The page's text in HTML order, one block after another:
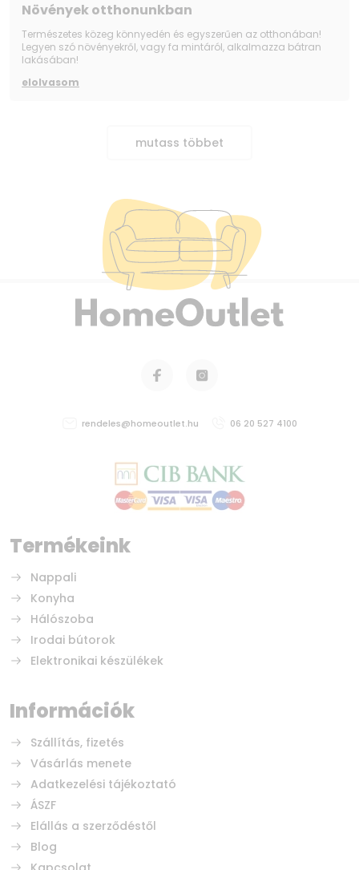
Növények otthonunkban
Természetes közeg könnyedén és egyszerűen az otthonában!
Legyen szó növényekről, vagy fa mintáról, alkalmazza bátran
lakásában!
elolvasom
mutass többet
Termékeink
Nappali
Konyha
Hálószoba
Irodai bútorok
Elektronikai készülékek
rendeles@homeoutlet.hu 06 20 527 4100
Információk
Szállítás, fizetés
Vásárlás menete
Adatkezelési tájékoztató
ÁSZF
Elállás a szerződéstől
Blog